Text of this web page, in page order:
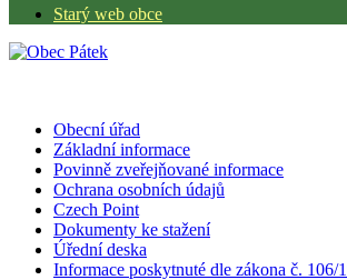
Starý web obce
Obecní úřad
Základní informace
Povinně zveřejňované informace
Ochrana osobních údajů
Czech Point
Dokumenty ke stažení
Úřední deska
Informace poskytnuté dle zákona č. 106/